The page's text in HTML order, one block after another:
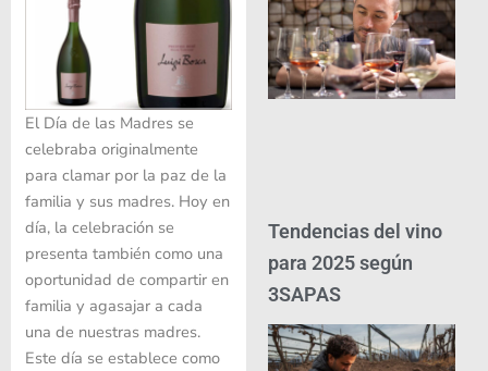
El Día de las Madres se
celebraba originalmente
para clamar por la paz de la
familia y sus madres. Hoy en
día, la celebración se
presenta también como una
oportunidad de compartir en
familia y agasajar a cada
una de nuestras madres.
Este día se establece como
Tendencias del vino
para 2025 según
3SAPAS